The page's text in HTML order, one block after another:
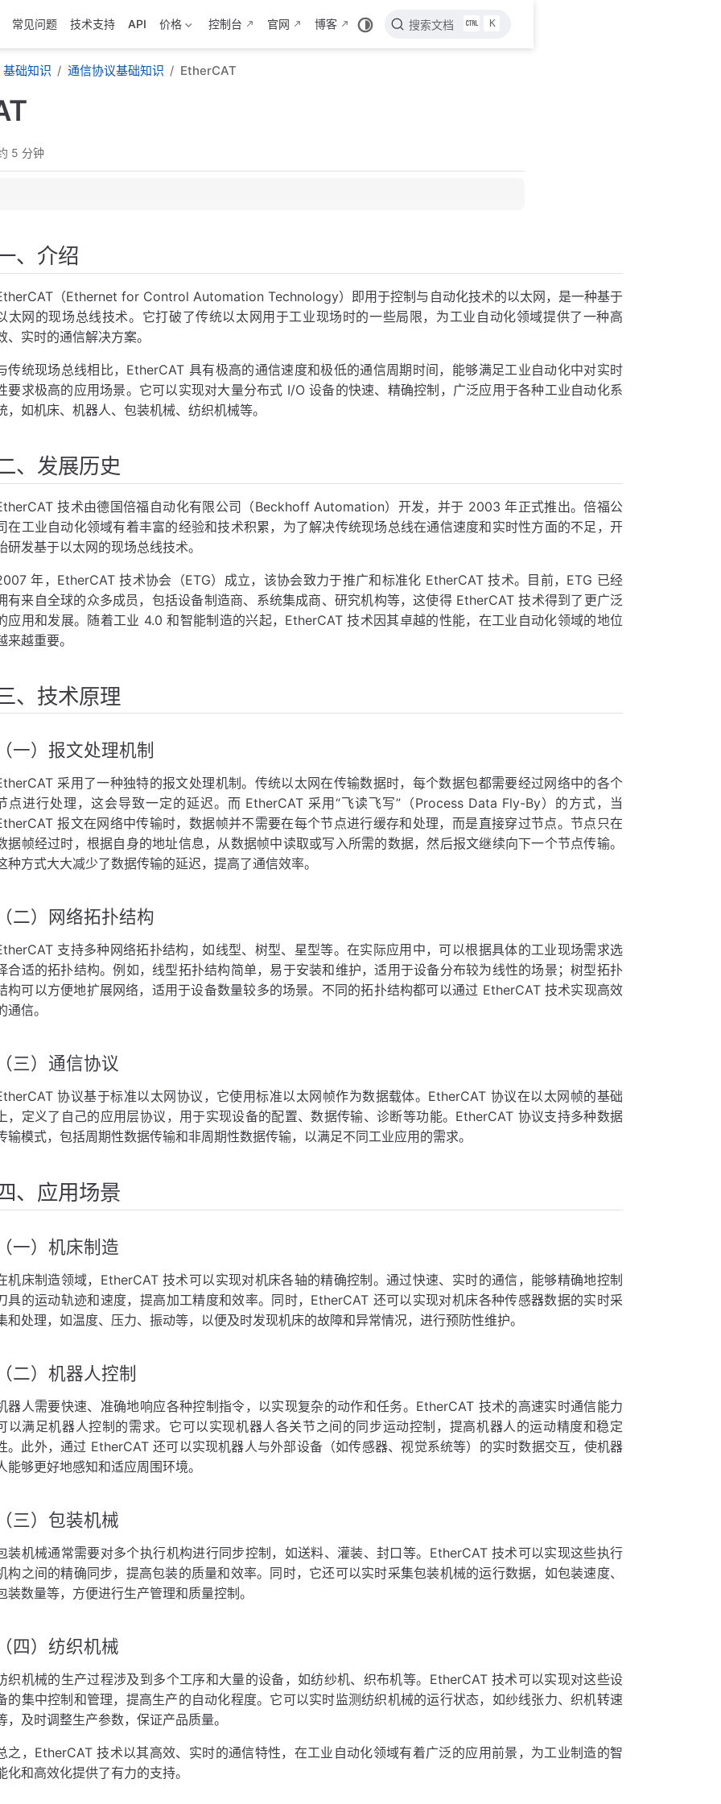
常见问题 技术支持 API 价格 控制台 官网 博客 搜索文档 K
基础知识 通信协议基础知识 EtherCAT
5 分钟
制
构
、介绍
（Ethernet for Control Automation Technology）即用于控制与自动化技术的以太网，是一种基于
太网的现场总线技术。它打破了传统以太网用于工业现场时的一些局限，为工业自动化领域提供了一种高
、实时的通信解决方案。
传统现场总线相比，EtherCAT 具有极高的通信速度和极低的通信周期时间，能够满足工业自动化中对实时
要求极高的应用场景。它可以实现对大量分布式 I/O 设备的快速、精确控制，广泛应用于各种工业自动化系
，如机床、机器人、包装机械、纺织机械等。
、发展历史
技术由德国倍福自动化有限公司（Beckhoff Automation）开发，并于 2003 年正式推出。倍福公
在工业自动化领域有着丰富的经验和技术积累，为了解决传统现场总线在通信速度和实时性方面的不足，开
研发基于以太网的现场总线技术。
年，EtherCAT 技术协会（ETG）成立，该协会致力于推广和标准化 EtherCAT 技术。目前，ETG 已经
有来自全球的众多成员，包括设备制造商、系统集成商、研究机构等，这使得 EtherCAT 技术得到了更广泛
应用和发展。随着工业 4.0 和智能制造的兴起，EtherCAT 技术因其卓越的性能，在工业自动化领域的地位
来越重要。
、技术原理
（一）报文处理机制
采用了一种独特的报文处理机制。传统以太网在传输数据时，每个数据包都需要经过网络中的各个
点进行处理，这会导致一定的延迟。而 EtherCAT 采用“飞读飞写”（Process Data Fly-By）的方式，当
报文在网络中传输时，数据帧并不需要在每个节点进行缓存和处理，而是直接穿过节点。节点只在
据帧经过时，根据自身的地址信息，从数据帧中读取或写入所需的数据，然后报文继续向下一个节点传输。
种方式大大减少了数据传输的延迟，提高了通信效率。
（二）网络拓扑结构
支持多种网络拓扑结构，如线型、树型、星型等。在实际应用中，可以根据具体的工业现场需求选
合适的拓扑结构。例如，线型拓扑结构简单，易于安装和维护，适用于设备分布较为线性的场景；树型拓扑
构可以方便地扩展网络，适用于设备数量较多的场景。不同的拓扑结构都可以通过 EtherCAT 技术实现高效
通信。
（三）通信协议
协议基于标准以太网协议，它使用标准以太网帧作为数据载体。EtherCAT 协议在以太网帧的基础
，定义了自己的应用层协议，用于实现设备的配置、数据传输、诊断等功能。EtherCAT 协议支持多种数据
输模式，包括周期性数据传输和非周期性数据传输，以满足不同工业应用的需求。
、应用场景
（一）机床制造
机床制造领域，EtherCAT 技术可以实现对机床各轴的精确控制。通过快速、实时的通信，能够精确地控制
具的运动轨迹和速度，提高加工精度和效率。同时，EtherCAT 还可以实现对机床各种传感器数据的实时采
和处理，如温度、压力、振动等，以便及时发现机床的故障和异常情况，进行预防性维护。
（二）机器人控制
器人需要快速、准确地响应各种控制指令，以实现复杂的动作和任务。EtherCAT 技术的高速实时通信能力
以满足机器人控制的需求。它可以实现机器人各关节之间的同步运动控制，提高机器人的运动精度和稳定
。此外，通过 EtherCAT 还可以实现机器人与外部设备（如传感器、视觉系统等）的实时数据交互，使机器
能够更好地感知和适应周围环境。
（三）包装机械
装机械通常需要对多个执行机构进行同步控制，如送料、灌装、封口等。EtherCAT 技术可以实现这些执行
构之间的精确同步，提高包装的质量和效率。同时，它还可以实时采集包装机械的运行数据，如包装速度、
装数量等，方便进行生产管理和质量控制。
（四）纺织机械
织机械的生产过程涉及到多个工序和大量的设备，如纺纱机、织布机等。EtherCAT 技术可以实现对这些设
的集中控制和管理，提高生产的自动化程度。它可以实时监测纺织机械的运行状态，如纱线张力、织机转速
，及时调整生产参数，保证产品质量。
之，EtherCAT 技术以其高效、实时的通信特性，在工业自动化领域有着广泛的应用前景，为工业制造的智
化和高效化提供了有力的支持。